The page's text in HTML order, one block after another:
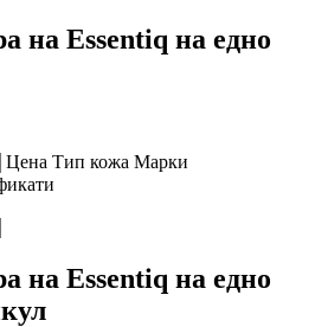
на Essentiq на едно
Цена Тип кожа Марки
на Essentiq на едно